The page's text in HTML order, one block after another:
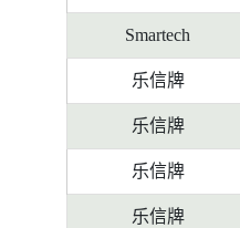
Smartech
乐信牌
乐信牌
乐信牌
乐信牌